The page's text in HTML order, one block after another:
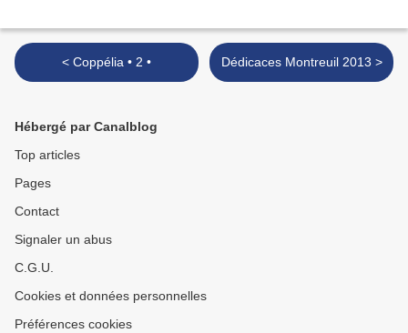
< Coppélia • 2 • Dédicaces Montreuil 2013 >
Hébergé par Canalblog
Top articles
Pages
Contact
Signaler un abus
C.G.U.
Cookies et données personnelles
Préférences cookies